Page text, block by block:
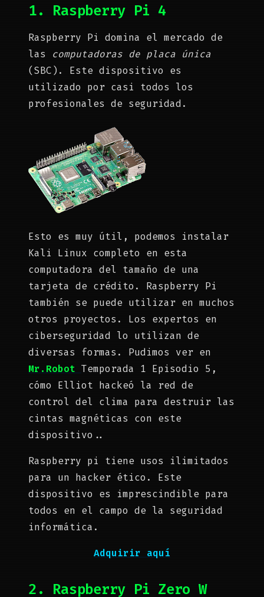
1. Raspberry Pi 4
Raspberry Pi domina el mercado de
las computadoras de placa única
(SBC). Este dispositivo es
utilizado por casi todos los
profesionales de seguridad.
Esto es muy útil, podemos instalar
Kali Linux completo en esta
computadora del tamaño de una
tarjeta de crédito. Raspberry Pi
también se puede utilizar en muchos
otros proyectos. Los expertos en
ciberseguridad lo utilizan de
diversas formas. Pudimos ver en
Mr.Robot Temporada 1 Episodio 5,
cómo Elliot hackeó la red de
control del clima para destruir las
cintas magnéticas con este
dispositivo..
Raspberry pi tiene usos ilimitados
para un hacker ético. Este
dispositivo es imprescindible para
todos en el campo de la seguridad
informática.
Adquirir aquí
2. Raspberry Pi Zero W